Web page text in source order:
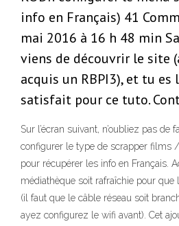
info en Français) 41
mai 2016 à 16 h 48 min
viens de découvrir le site
acquis un RBPI3), et tu es
satisfait pour ce tuto.
Sur l’écran suivant, n’oubliez pas de
configurer le type de scrapper films
pour récupérer les info en Français.
médiathèque soit rafraîchie pour que
(il faut que le câble réseau soit
ayez configurez le wifi avant). Cet